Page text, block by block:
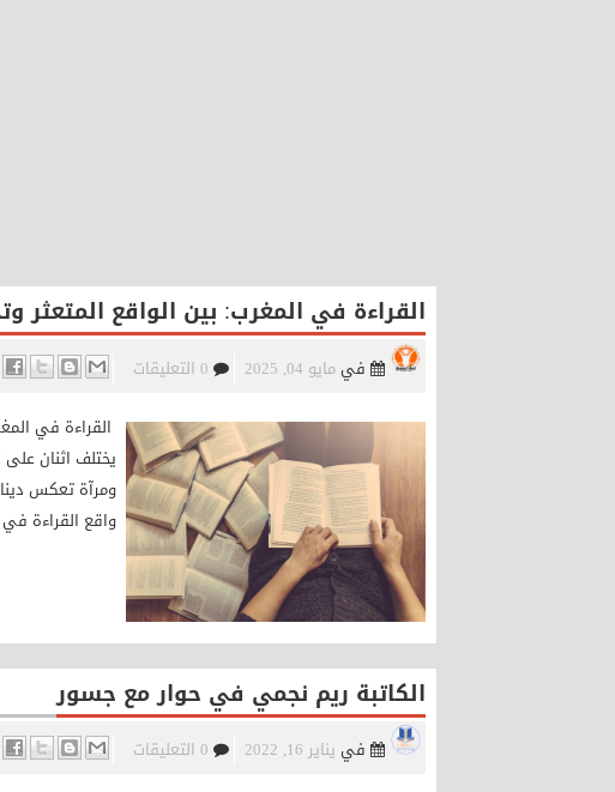
القراءة في المغرب: بين الواقع المتعثر
فيمايو 04, 2025
0 التعليقات
القراءة في
يختلف اثنان على
ومرآة تعكس
واقع القراءة في
الكاتبة ريم نجمي في حوار مع جسور
في يناير 16, 2022
0 التعليقات